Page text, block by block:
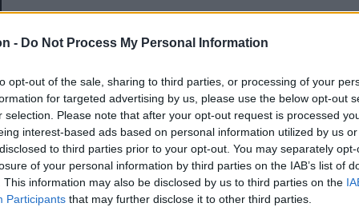
- Do Not Process My Personal Information
opt-out of the sale, sharing to third parties, or processing of your
for targeted advertising by us, please use the below opt-out
selection. Please note that after your opt-out request is processed
interest-based ads based on personal information utilized by us
to third parties prior to your opt-out. You may separately
of your personal information by third parties on the IAB’s list of
This information may also be disclosed by us to third parties on the
Participants that may further disclose it to other third parties.
Jelszó
Elfelejtette a jelszavát?